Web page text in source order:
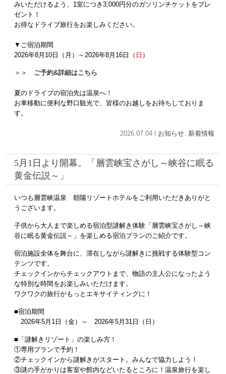
みいただけるよう、1室につき3,000円分のガソリンチケットをプレ
ゼント！
お得なドライブ旅行をお楽しみください。
▼ご宿泊期間
2026年8月10日（月）～2026年8月16日（ 日 ）
＞＞ ご予約&詳細はこちら
夏のドライブの宿泊先は温泉へ！
お車移動に便利な野口観光で、皆様のお越しをお待ちしておりま
す。
2026.07.04 l お知らせ. 新着情報
5月1日より開幕。「層雲峡宝さがし～峡谷に眠る
黄金伝説～」
いつも層雲峡温泉 朝陽リゾートホテルをご利用いただきありがと
うございます。
子供から大人まで楽しめる宿泊型謎解き体験「層雲峡宝さがし～峡
谷に眠る黄金伝説～」を楽しめる宿泊プランのご紹介です。
宿泊施設全体を舞台に、滞在しながら謎解きに挑戦する体験型コン
テンツです。
チェックインからチェックアウトまで、物語の主人公になったよう
な特別な時間をお楽しみいただけます。
ワクワクの旅行がもっとエキサイティングに！
■宿泊期間
2026年5月1日（金）～ 2026年5月31日（日）
■「謎解きリゾート」の楽しみ方！
①専用プランで予約！
②チェックインから謎解きがスタート。みんなで協力しよう！
③謎の手がかりは客室や館内などいたるところに！温泉旅行を楽し